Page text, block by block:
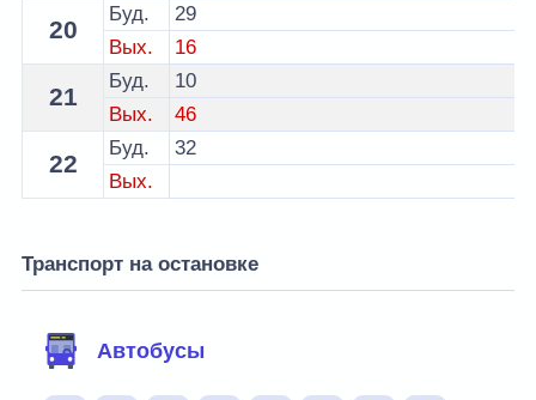
20
Буд.
29
Вых.
16
21
Буд.
10
Вых.
46
22
Буд.
32
Вых.
Транспорт на остановке
Автобусы